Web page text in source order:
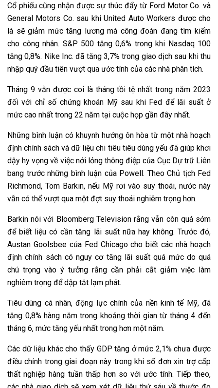
Cổ phiếu cũng nhận được sự thúc đẩy từ Ford Motor Co. và
General Motors Co. sau khi United Auto Workers được cho
là sẽ giảm mức tăng lương mà công đoàn đang tìm kiếm
cho công nhân. S&P 500 tăng 0,6% trong khi Nasdaq 100
tăng 0,8%. Nike Inc. đã tăng 3,7% trong giao dịch sau khi thu
nhập quý đầu tiên vượt qua ước tính của các nhà phân tích.
Tháng 9 vẫn được coi là tháng tồi tệ nhất trong năm 2023
đối với chỉ số chứng khoán Mỹ sau khi Fed để lãi suất ở
mức cao nhất trong 22 năm tại cuộc họp gần đây nhất.
Những bình luận có khuynh hướng ôn hòa từ một nhà hoạch
định chính sách và dữ liệu chi tiêu tiêu dùng yếu đã giúp khơi
dậy hy vọng về việc nới lỏng thông điệp của Cục Dự trữ Liên
bang trước những bình luận của Powell. Theo Chủ tịch Fed
Richmond, Tom Barkin, nếu Mỹ rơi vào suy thoái, nước này
vẫn có thể vượt qua một đợt suy thoái nghiêm trọng hơn.
Barkin nói với Bloomberg Television rằng vẫn còn quá sớm
để biết liệu có cần tăng lãi suất nữa hay không. Trước đó,
Austan Goolsbee của Fed Chicago cho biết các nhà hoạch
định chính sách có nguy cơ tăng lãi suất quá mức do quá
chú trọng vào ý tưởng rằng cần phải cắt giảm việc làm
nghiêm trọng để dập tắt lạm phát.
Tiêu dùng cá nhân, động lực chính của nền kinh tế Mỹ, đã
tăng 0,8% hàng năm trong khoảng thời gian từ tháng 4 đến
tháng 6, mức tăng yếu nhất trong hơn một năm.
Các dữ liệu khác cho thấy GDP tăng ở mức 2,1% chưa được
điều chỉnh trong giai đoạn này trong khi số đơn xin trợ cấp
thất nghiệp hàng tuần thấp hơn so với ước tính. Tiếp theo,